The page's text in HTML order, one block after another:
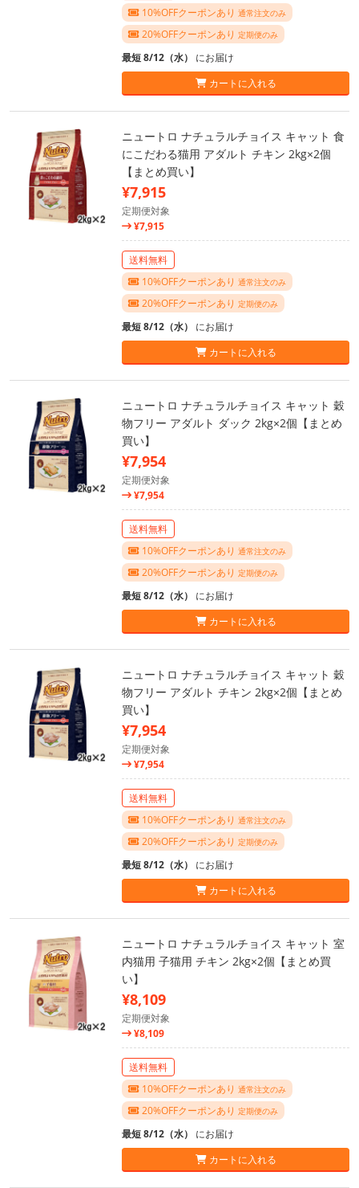
10%OFFクーポンあり 通常注文のみ
20%OFFクーポンあり 定期便のみ
最短 8/12（水） にお届け
カートに入れる
ニュートロ ナチュラルチョイス キャット 食
にこだわる猫用 アダルト チキン 2kg×2個
【まとめ買い】
¥7,915
定期便対象
¥7,915
送料無料
10%OFFクーポンあり 通常注文のみ
20%OFFクーポンあり 定期便のみ
最短 8/12（水） にお届け
カートに入れる
ニュートロ ナチュラルチョイス キャット 穀
物フリー アダルト ダック 2kg×2個【まとめ
買い】
¥7,954
定期便対象
¥7,954
送料無料
10%OFFクーポンあり 通常注文のみ
20%OFFクーポンあり 定期便のみ
最短 8/12（水） にお届け
カートに入れる
ニュートロ ナチュラルチョイス キャット 穀
物フリー アダルト チキン 2kg×2個【まとめ
買い】
¥7,954
定期便対象
¥7,954
送料無料
10%OFFクーポンあり 通常注文のみ
20%OFFクーポンあり 定期便のみ
最短 8/12（水） にお届け
カートに入れる
ニュートロ ナチュラルチョイス キャット 室
内猫用 子猫用 チキン 2kg×2個【まとめ買
い】
¥8,109
定期便対象
¥8,109
送料無料
10%OFFクーポンあり 通常注文のみ
20%OFFクーポンあり 定期便のみ
最短 8/12（水） にお届け
カートに入れる